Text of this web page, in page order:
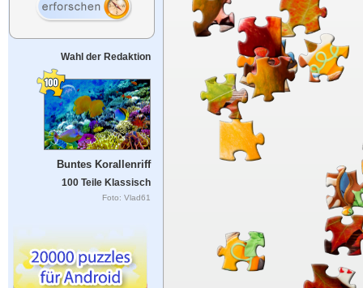
Wahl der Redaktion
Buntes Korallenriff
100 Teile Klassisch
Foto: Vlad61